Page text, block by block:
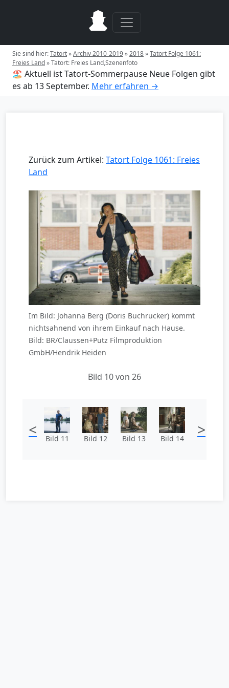
Sie sind hier:Tatort»Archiv 2010-2019»2018»Tatort Folge 1061:
Freies Land»Tatort: Freies Land,Szenenfoto
🏖️ Aktuell ist Tatort-Sommerpause Neue Folgen gibt
es ab 13 September. Mehr erfahren →
Zurück zum Artikel: Tatort Folge 1061: Freies
Land
Im Bild: Johanna Berg (Doris Buchrucker) kommt
nichtsahnend von ihrem Einkauf nach Hause.
Bild: BR/Claussen+Putz Filmproduktion
GmbH/Hendrik Heiden
Bild 10 von 26
< Bild 11 Bild 12 Bild 13 Bild 14 >